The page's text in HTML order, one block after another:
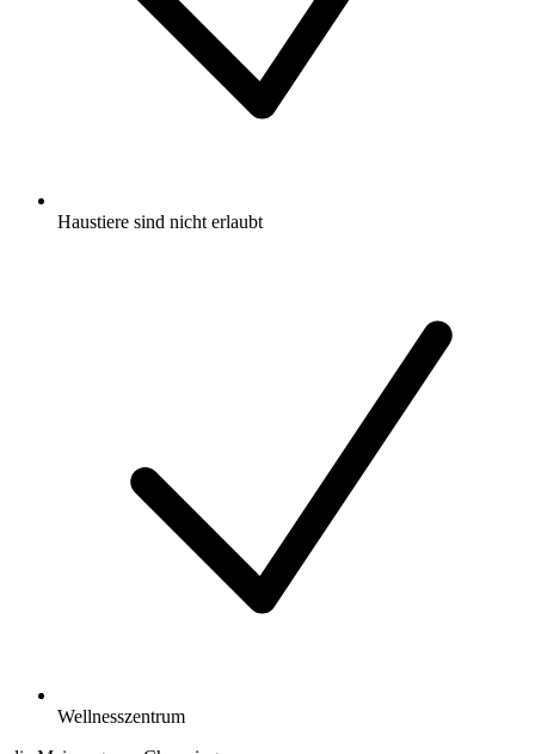
Haustiere sind nicht erlaubt
Wellnesszentrum